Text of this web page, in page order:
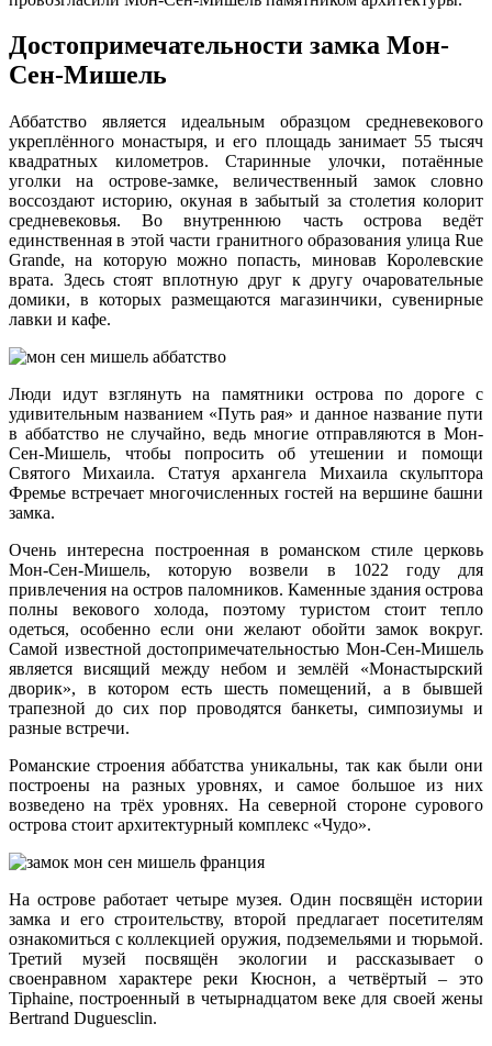
Достопримечательности замка Мон-
Сен-Мишель
Аббатство является идеальным образцом средневекового
укреплённого монастыря, и его площадь занимает 55 тысяч
квадратных километров. Старинные улочки, потаённые
уголки на острове-замке, величественный замок словно
воссоздают историю, окуная в забытый за столетия колорит
средневековья. Во внутреннюю часть острова ведёт
единственная в этой части гранитного образования улица Rue
Grande, на которую можно попасть, миновав Королевские
врата. Здесь стоят вплотную друг к другу очаровательные
домики, в которых размещаются магазинчики, сувенирные
лавки и кафе.
Люди идут взглянуть на памятники острова по дороге с
удивительным названием «Путь рая» и данное название пути
в аббатство не случайно, ведь многие отправляются в Мон-
Сен-Мишель, чтобы попросить об утешении и помощи
Святого Михаила. Статуя архангела Михаила скульптора
Фремье встречает многочисленных гостей на вершине башни
замка.
Очень интересна построенная в романском стиле церковь
Мон-Сен-Мишель, которую возвели в 1022 году для
привлечения на остров паломников. Каменные здания острова
полны векового холода, поэтому туристом стоит тепло
одеться, особенно если они желают обойти замок вокруг.
Самой известной достопримечательностью Мон-Сен-Мишель
является висящий между небом и землёй «Монастырский
дворик», в котором есть шесть помещений, а в бывшей
трапезной до сих пор проводятся банкеты, симпозиумы и
разные встречи.
Романские строения аббатства уникальны, так как были они
построены на разных уровнях, и самое большое из них
возведено на трёх уровнях. На северной стороне сурового
острова стоит архитектурный комплекс «Чудо».
На острове работает четыре музея. Один посвящён истории
замка и его строительству, второй предлагает посетителям
ознакомиться с коллекцией оружия, подземельями и тюрьмой.
Третий музей посвящён экологии и рассказывает о
своенравном характере реки Кюснон, а четвёртый – это
Tiphaine, построенный в четырнадцатом веке для своей жены
Bertrand Duguesclin.